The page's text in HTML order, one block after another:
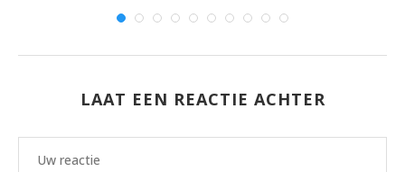
LAAT EEN REACTIE ACHTER